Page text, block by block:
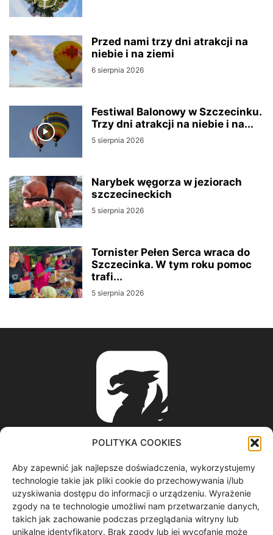
POLITYKA COOKIES
Aby zapewnić jak najlepsze doświadczenia, wykorzystujemy
technologie takie jak pliki cookie do przechowywania i/lub
uzyskiwania dostępu do informacji o urządzeniu. Wyrażenie
zgody na te technologie umożliwi nam przetwarzanie danych,
takich jak zachowanie podczas przeglądania witryny lub
unikalne identyfikatory. Brak zgody lub jej wycofanie może
Przed nami trzy dni atrakcji na
niebie i na ziemi
6 sierpnia 2026
Festiwal Balonowy w Szczecinku.
Trzy dni atrakcji na niebie i na...
5 sierpnia 2026
Narybek węgorza w jeziorach
szczecineckich
5 sierpnia 2026
Tornister Pełen Serca wraca do
Szczecinka. W tym roku pomoc
trafi...
5 sierpnia 2026
ABOUT US
informacje z regionu / nagrania filmowe / produkcja video /
spoty reklamowe / materiały graficzne